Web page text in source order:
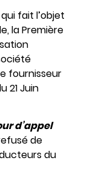
qui fait l’objet
la Première
fournisseur
21 Juin
d’appel
de
du